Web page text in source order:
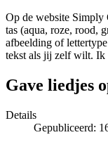
Op de website Simply
tas (aqua, roze, rood,
afbeelding of
tekst als jij zelf wilt. Ik
Gave liedjes
Details
Gepubliceerd: